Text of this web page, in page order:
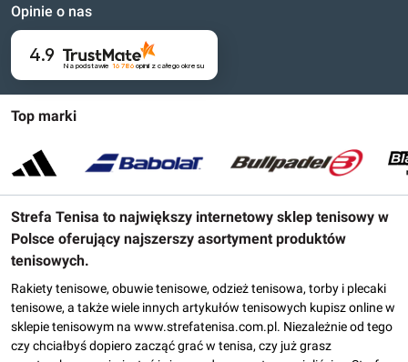
Top marki
Strefa Tenisa to największy internetowy sklep tenisowy w
Polsce oferujący najszerszy asortyment produktów
tenisowych.
Rakiety tenisowe, obuwie tenisowe, odzież tenisowa, torby i plecaki
tenisowe, a także wiele innych artykułów tenisowych kupisz online w
sklepie tenisowym na www.strefatenisa.com.pl. Niezależnie od tego
czy chciałbyś dopiero zacząć grać w tenisa, czy już grasz
Opinie o nas
4.9
Na podstawie 16 786opinii z całego okresu